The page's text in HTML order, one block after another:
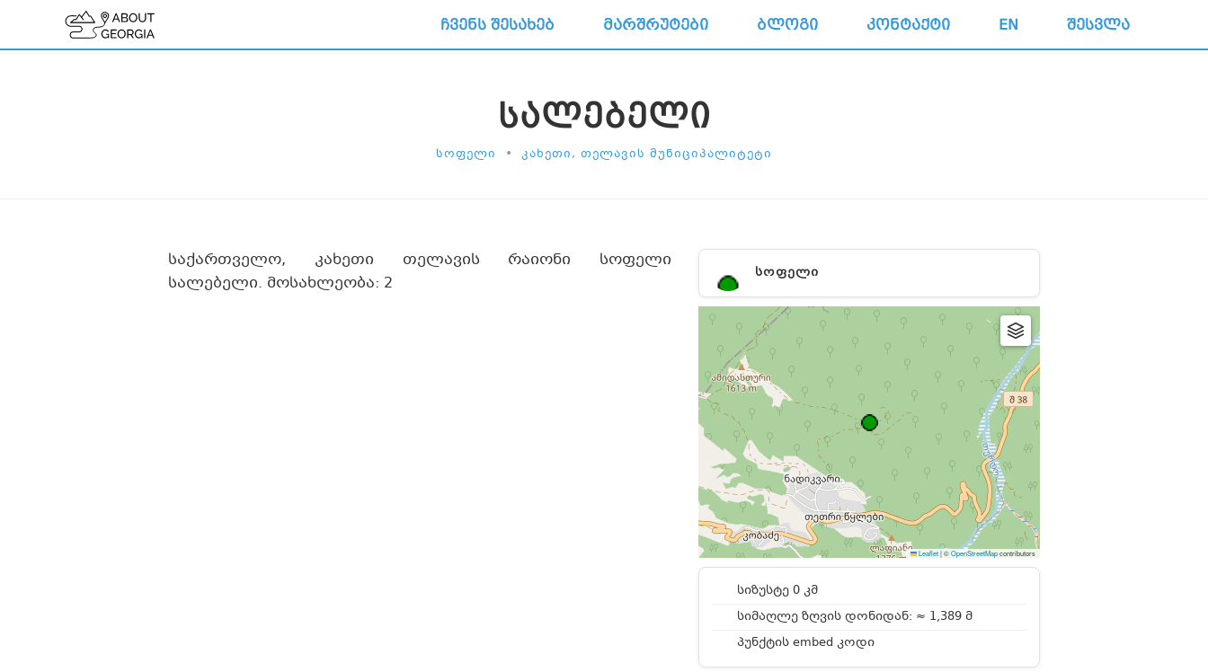
ᲩᲕᲔᲜᲡ ᲨᲔᲡᲐᲮᲔᲑ ᲛᲐᲠᲨᲠᲣᲢᲔᲑᲘ ᲑᲚᲝᲒᲘ ᲙᲝᲜᲢᲐᲥᲢᲘ EN ᲨᲔᲡᲕᲚᲐ
ᲡᲐᲚᲔᲑᲔᲚᲘ
ᲡᲝᲤᲔᲚᲘ • ᲙᲐᲮᲔᲗᲘ, ᲗᲔᲚᲐᲕᲘᲡ ᲛᲣᲜᲘᲪᲘᲞᲐᲚᲘᲢᲔᲢᲘ
ᲡᲝᲤᲔᲚᲘ
Leaflet|©OpenStreetMapcontributors
სიზუსტე 0 კმ
სიმაღლე ზღვის დონიდან: ≈ 1,389 მ
პუნქტის embed კოდი
საქართველო, კახეთი თელავის რაიონი სოფელი
სალებელი. მოსახლეობა: 2